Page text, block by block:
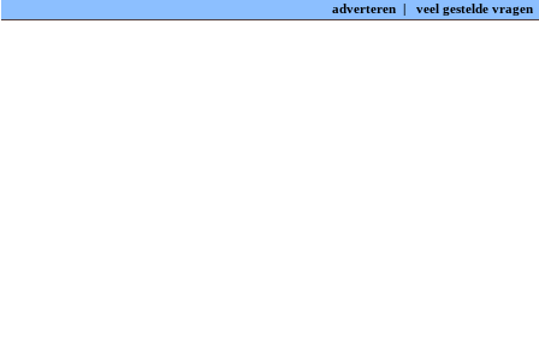
adverteren | veel gestelde vragen